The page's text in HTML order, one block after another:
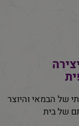
של הבמאי והיוצר
2004 ביוזמתם של בית